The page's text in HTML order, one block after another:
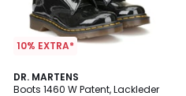
10% EXTRA*
DR. MARTENS
Boots 1460 W Patent, Lackleder
4,5
/ 5